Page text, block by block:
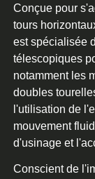
Conçue pour
tours
est spécialisée
télescopiques
notamment les
doubles
l'utilisation de
mouvement
d'usinage et
Conscient de